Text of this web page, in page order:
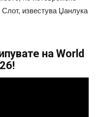
известува Џанлука
на World